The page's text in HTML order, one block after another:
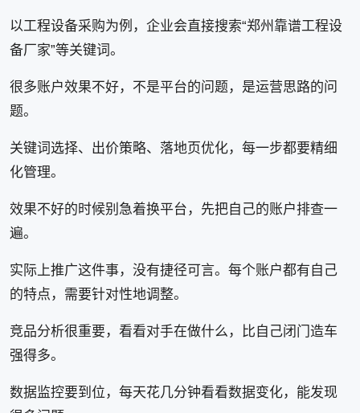
以工程设备采购为例，企业会直接搜索“郑州靠谱工程设
备厂家”等关键词。
很多账户效果不好，不是平台的问题，是运营思路的问
题。
关键词选择、出价策略、落地页优化，每一步都要精细
化管理。
效果不好的时候别急着换平台，先把自己的账户排查一
遍。
实际上推广这件事，没有捷径可言。每个账户都有自己
的特点，需要针对性地调整。
竞品分析很重要，看看对手在做什么，比自己闭门造车
强得多。
数据监控要到位，每天花几分钟看看数据变化，能发现